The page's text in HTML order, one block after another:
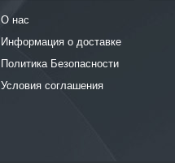
О нас
Информация о доставке
Политика Безопасности
Условия соглашения